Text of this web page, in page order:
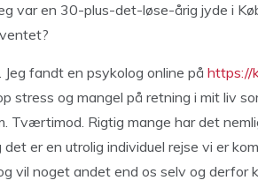
var en 30-plus-det-løse-årig jyde i
fandt en psykolog online på https://
stress og mangel på retning i mit liv
Tværtimod. Rigtig mange har det
er en utrolig individuel rejse vi er
vil noget andet end os selv og derfor